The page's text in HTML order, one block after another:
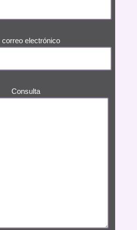
correo electrónico
Consulta